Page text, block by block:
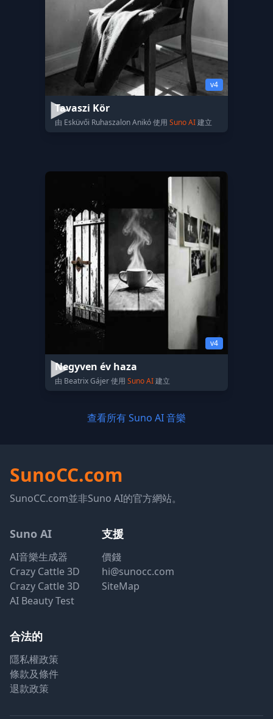
v4
Tavaszi Kör
由 Esküvői Ruhaszalon Anikó 使用 Suno AI建立
v4
Negyven év haza
由 Beatrix Gájer 使用 Suno AI建立
查看所有 Suno AI 音樂
SunoCC.com
SunoCC.com並非Suno AI的官方網站。
Suno AI
AI音樂生成器
Crazy Cattle 3D
Crazy Cattle 3D
AI Beauty Test
支援
價錢
hi@sunocc.com
SiteMap
合法的
隱私權政策
條款及條件
退款政策